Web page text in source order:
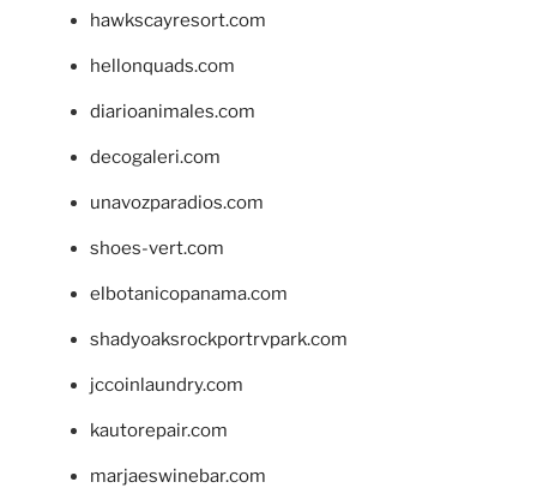
hawkscayresort.com
hellonquads.com
diarioanimales.com
decogaleri.com
unavozparadios.com
shoes-vert.com
elbotanicopanama.com
shadyoaksrockportrvpark.com
jccoinlaundry.com
kautorepair.com
marjaeswinebar.com